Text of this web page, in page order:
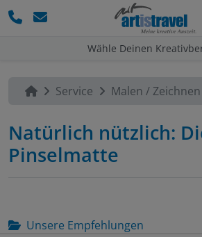
Wähle Deinen
Service Malen /
Natürlich nützlich:
Pinselmatte
Unsere Empfehlungen